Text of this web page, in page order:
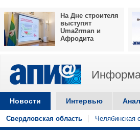
На Дне строителя
выступят
Uma2rman и
Афродита
Новости Интервью
Свердловская область Челябинская